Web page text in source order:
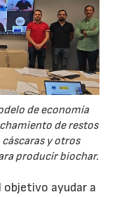
de economía
de restos
y otros
producir biochar.
ayudar a